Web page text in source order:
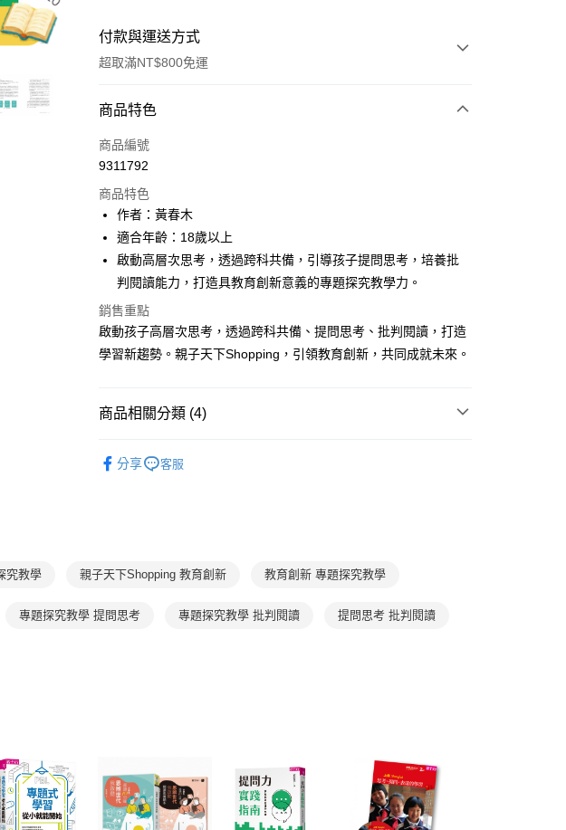
付款與運送方式
超取滿NT$800免運
付款方式
信用卡一次付款
Apple Pay
大哥付你分期
相關說明
【大哥付你分期使用說明】
2.付款方式選擇「大哥付你分期」，訂單成立後會自動跳轉到大哥付的交易
流程，驗證手機門號後，選擇欲分期的期數、繳款截止日，確認付款後即
完成交易。
3.實際核准額度、可分期數及費用金額請依後續交易確認頁面所載為準。
無法說明評估內容。
醒簡訊。
款買賣價金債權讓與本公司後，依約使用本公司帳單繳交帳款。
資料（包含姓名、電話或地址）提供予台灣大哥大進項蒐集、處理及利
用，由本公司與您本人進行分期帳單所需資料之確認、核對及更正。
相關說明
【關於「AFTEE先享後付」】
AFTEE先享後付是「在收到商品之後才付款」的支付方式。 讓您購物簡單
３．安心：先確認商品／服務後，再付款。
１．於結帳方式選擇「AFTEE先享後付」後，將跳轉至「AFTEE先享後
先享後付繳納相關費用。
是否繳費成功／繳費後需取消欲退款等相關疑問，請聯繫「AFTEE先享後
３．未成年的使用者請事先徵得法定代理人或監護人之同意方可使用
「AFTEE先享後付」，若未經同意申辦者引起之損失，本公司不負相關責
任。
４．使用「AFTEE先享後付」時，將依據個別帳號之用戶狀況，依本公司
即時審查核予不同之上限額度；若仍有額度不足之情形，本公司將視審查
ATM付款
運送方式
每筆NT$70，滿NT$800(含以上)免運費
每筆NT$70，滿NT$800(含以上)免運費
離島宅配（澎湖、金門、馬祖、小琉球；不適用於郵局i郵箱）
商品特色
商品編號
9311792
商品特色
作者：黃春木
適合年齡：18歲以上
啟動高層次思考，透過跨科共備，引導孩子提問思考，培養批
判閱讀能力，打造具教育創新意義的專題探究教學力。
銷售重點
啟動孩子高層次思考，透過跨科共備、提問思考、批判閱讀，打造
學習新趨勢。親子天下Shopping，引領教育創新，共同成就未來。
商品相關分類 (4)
分享 客服
究教學 親子天下Shopping 教育創新 教育創新 專題探究教學
專題探究教學 提問思考 專題探究教學 批判閱讀 提問思考 批判閱讀